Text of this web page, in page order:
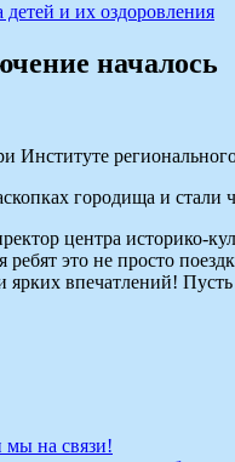
и их оздоровления
началось
городища и
центра
это не просто
ярких впечатлений!
мы на связи!